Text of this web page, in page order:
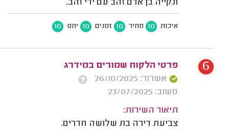
ונקייה בן אדם זהב עם ידי זהב.
איכות 10 מחיר 10 זמנים 10 יחס 10
פרטי הלקוח שמורים במידרג
אשרור: 26/10/2025
משוב: 23/07/2025
תיאור השירות:
צביעת דירה בת שלושה חדרים.
6